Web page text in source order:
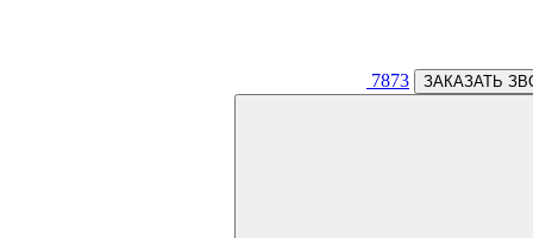
7873 ЗАКАЗАТЬ